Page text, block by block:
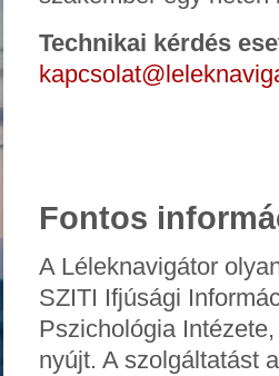
Technikai kérdés
Fontos
A Léleknavigátor
SZITI Ifjúsági
Pszichológia
nyújt. A szolgáltatást